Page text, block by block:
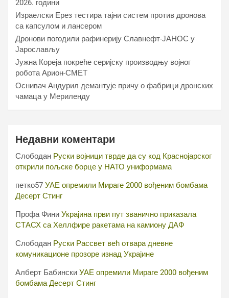
2026. години
Израелски Ерез тестира тајни систем против дронова
са капсулом и лансером
Дронови погодили рафинерију Славнефт-ЈАНОС у
Јарослављу
Јужна Кореја покреће серијску производњу војног
робота Арион-СМЕТ
Оснивач Андурил демантује причу о фабрици дронских
чамаца у Мериленду
Недавни коментари
Слободан Руски војници тврде да су код Краснојарског
открили пољске борце у НАТО униформама
петко57 УАЕ опремили Мираге 2000 вођеним бомбама
Десерт Стинг
Профа Фини Украјина први пут званично приказала
СТАСХ са Хеллфире ракетама на камиону ДАФ
Слободан Руски Рассвет већ отвара дневне
комуникационе прозоре изнад Украјине
Алберт Бабински УАЕ опремили Мираге 2000 вођеним
бомбама Десерт Стинг